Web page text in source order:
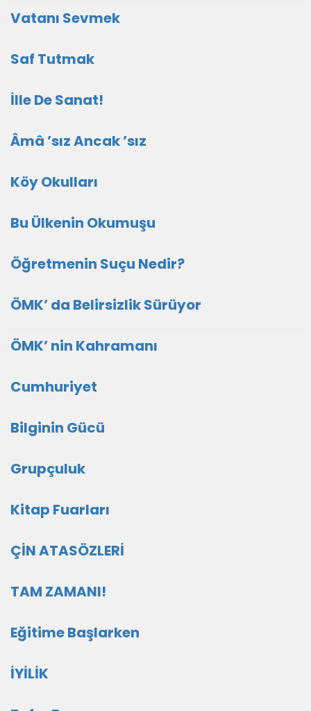
Vatanı Sevmek
Saf Tutmak
İlle De Sanat!
Âmâ ’sız Ancak ’sız
Köy Okulları
Bu Ülkenin Okumuşu
Öğretmenin Suçu Nedir?
ÖMK’ da Belirsizlik Sürüyor
ÖMK’ nin Kahramanı
Cumhuriyet
Bilginin Gücü
Grupçuluk
Kitap Fuarları
ÇİN ATASÖZLERİ
TAM ZAMANI!
Eğitime Başlarken
İYİLİK